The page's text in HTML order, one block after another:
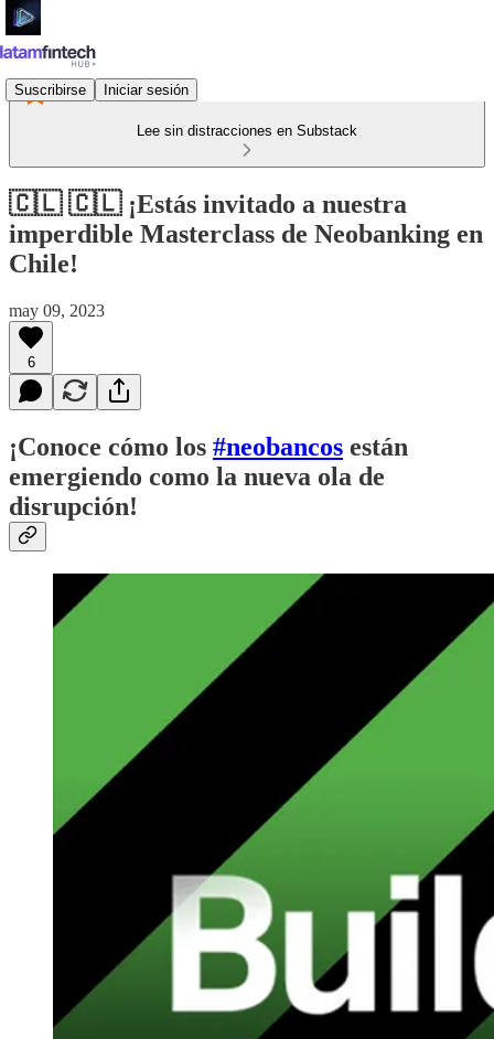
Suscribirse Iniciar sesión
Lee sin distracciones en Substack
🇨🇱 🇨🇱 ¡Estás invitado a nuestra
imperdible Masterclass de Neobanking en
Chile!
may 09, 2023
6
¡Conoce cómo los #neobancos están
emergiendo como la nueva ola de
disrupción!